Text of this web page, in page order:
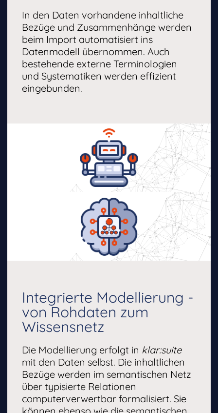
In den Daten vorhandene inhaltliche
Bezüge und Zusammenhänge werden
beim Import automatisiert ins
Datenmodell übernommen. Auch
bestehende externe Terminologien
und Systematiken werden effizient
eingebunden.
Integrierte Modellierung -
von Rohdaten zum
Wissensnetz
Die Modellierung erfolgt in klar:suite
mit den Daten selbst. Die inhaltlichen
Bezüge werden im semantischen Netz
über typisierte Relationen
computerverwertbar formalisiert. Sie